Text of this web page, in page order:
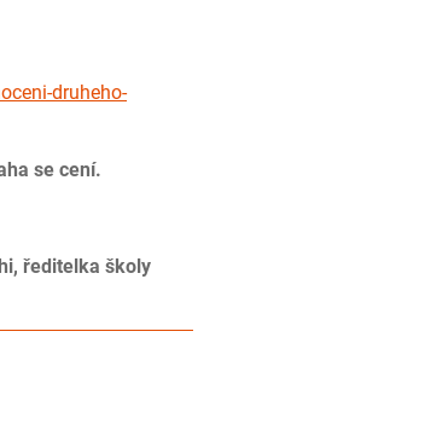
druheho-
se cení.
školy